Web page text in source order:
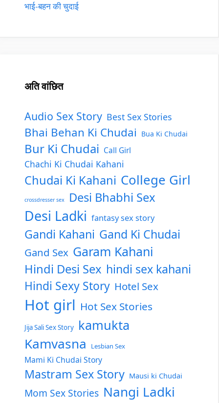
भाई-बहन की चुदाई
अति वांछित
Audio Sex Story Best Sex Stories
Bhai Behan Ki Chudai Bua Ki Chudai
Bur Ki Chudai Call Girl
Chachi Ki Chudai Kahani
Chudai Ki Kahani College Girl
crossdresser sex Desi Bhabhi Sex
Desi Ladki fantasy sex story
Gandi Kahani Gand Ki Chudai
Gand Sex Garam Kahani
Hindi Desi Sex hindi sex kahani
Hindi Sexy Story Hotel Sex
Hot girl Hot Sex Stories
Jija Sali Sex Story kamukta
Kamvasna Lesbian Sex
Mami Ki Chudai Story
Mastram Sex Story Mausi ki Chudai
Mom Sex Stories Nangi Ladki